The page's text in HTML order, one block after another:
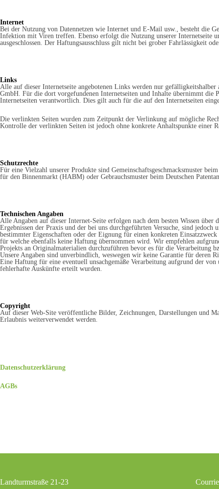
Internet
Bei der Nutzung von Datennetzen wie Internet und E-Mail usw., besteht die
Infektion mit Viren treffen. Ebenso erfolgt die Nutzung unserer Internetseite
ausgeschlossen. Der Haftungsausschluss gilt nicht bei grober Fahrlässigkeit
Links
Alle auf dieser Internetseite angebotenen Links werden nur
GmbH. Für die dort vorgefundenen Internetseiten und Inhalte übernimmt
Internetseiten verantwortlich. Dies gilt auch für die auf den Internetseiten
Die verlinkten Seiten wurden zum Zeitpunkt der Verlinkung auf mögliche
Kontrolle der verlinkten Seiten ist jedoch ohne konkrete Anhaltspunkte einer
Schutzrechte
Für eine Vielzahl unserer Produkte sind Gemeinschaftsgeschmacksmuster
für den Binnenmarkt (HABM) oder Gebrauchsmuster beim Deutschen
Technischen Angaben
Alle Angaben auf dieser Internet-Seite erfolgen nach dem besten Wissen
Ergebnissen der Praxis und der bei uns durchgeführten Versuche, sind
bestimmter Eigenschaften oder der Eignung für einen konkreten
für welche ebenfalls keine Haftung übernommen wird. Wir empfehlen
Projekts an Originalmaterialien durchzuführen bevor es für die Verarbeitung
Unsere Angaben sind unverbindlich, weswegen wir keine Garantie für deren
Eine Haftung für eine eventuell unsachgemäße Verarbeitung aufgrund der
fehlerhafte Auskünfte erteilt wurden.
Copyright
Auf dieser Web-Site veröffentliche Bilder, Zeichnungen, Darstellungen und
Erlaubnis weiterverwendet werden.
Datenschutzerklärung
AGBs
Landturmstraße 21-23